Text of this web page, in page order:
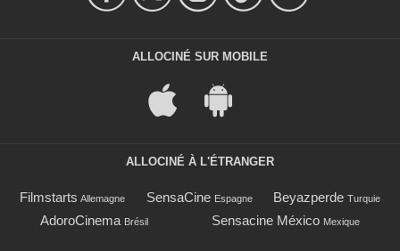
ALLOCINÉ SUR MOBILE
ALLOCINÉ À L'ÉTRANGER
Filmstarts Allemagne SensaCine Espagne Beyazperde Turquie
AdoroCinema Brésil Sensacine México Mexique